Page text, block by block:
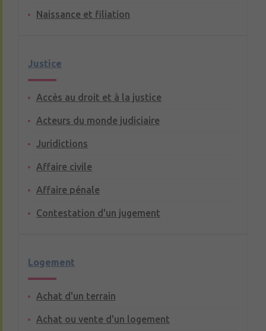
Naissance et filiation
Justice
Accès au droit et à la justice
Acteurs du monde judiciaire
Juridictions
Affaire civile
Affaire pénale
Contestation d'un jugement
Logement
Achat d'un terrain
Achat ou vente d'un logement